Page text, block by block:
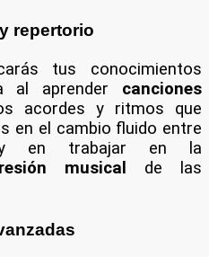
repertorio
tus conocimientos
al aprender canciones
acordes y ritmos que
en el cambio fluido entre
y en trabajar en la
musical
de las